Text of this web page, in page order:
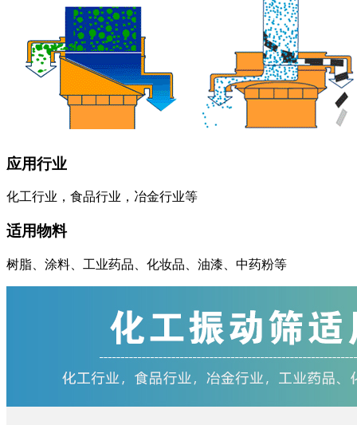
应用行业
化工行业，食品行业，冶金行业等
适用物料
树脂、涂料、工业药品、化妆品、油漆、中药粉等